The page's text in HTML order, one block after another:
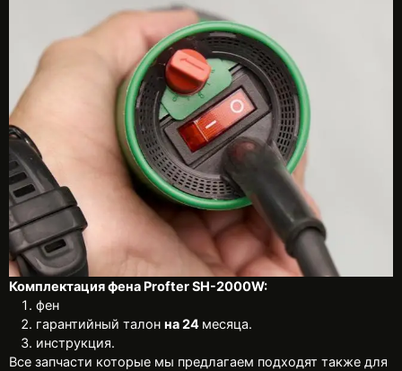
Комплектация фена Profter SH-2000W:
фен
гарантийный талон на 24 месяца.
инструкция.
Все запчасти которые мы предлагаем подходят также для